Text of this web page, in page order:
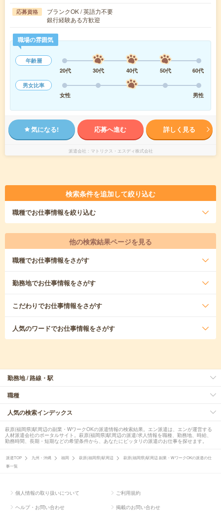
応募資格
ブランクOK / 英語力不要
銀行経験ある方歓迎
職場の雰囲気
年齢層
20代
30代 40代 50代
60代
男女比率
女性
男性
気になる! 応募へ進む 詳しく見る
派遣会社 マトリクス・エスディ株式会社
検索条件を追加して絞り込む
職種でお仕事情報を絞り込む
他の検索結果ページを見る
職種でお仕事情報をさがす
勤務地でお仕事情報をさがす
こだわりでお仕事情報をさがす
人気のワードでお仕事情報をさがす
勤務地 / 路線・駅
職種
人気の検索インデックス
萩原(福岡県)駅周辺の副業・WワークOKの派遣情報の検索結果。エン派遣は、エンが運営する
人材派遣会社のポータルサイト。萩原(福岡県)駅周辺の派遣/求人情報を職種、勤務地、時給、
勤務時間、長期・短期などの希望条件から、あなたにピッタリの派遣のお仕事を探せます。
派遣TOP 九州・沖縄 福岡 萩原(福岡県)駅周辺
萩原(福岡県)駅周辺 副業・WワークOKの派遣の仕
事一覧
個人情報の取り扱いについて ご利用規約
ヘルプ・お問い合わせ 掲載のお問い合わせ